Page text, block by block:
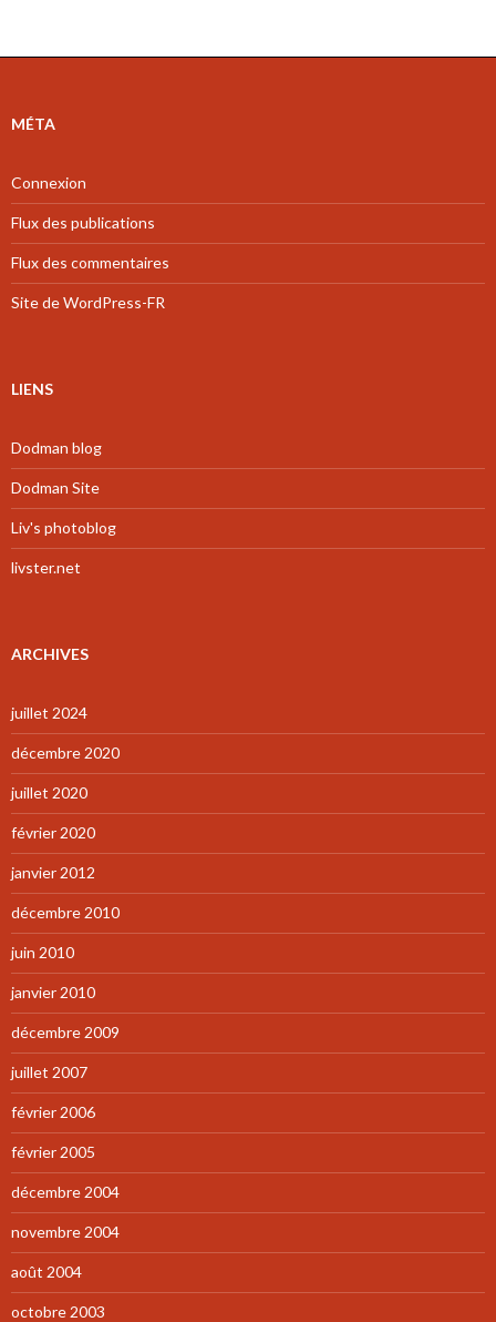
MÉTA
Connexion
Flux des publications
Flux des commentaires
Site de WordPress-FR
LIENS
Dodman blog
Dodman Site
Liv's photoblog
livster.net
ARCHIVES
juillet 2024
décembre 2020
juillet 2020
février 2020
janvier 2012
décembre 2010
juin 2010
janvier 2010
décembre 2009
juillet 2007
février 2006
février 2005
décembre 2004
novembre 2004
août 2004
octobre 2003